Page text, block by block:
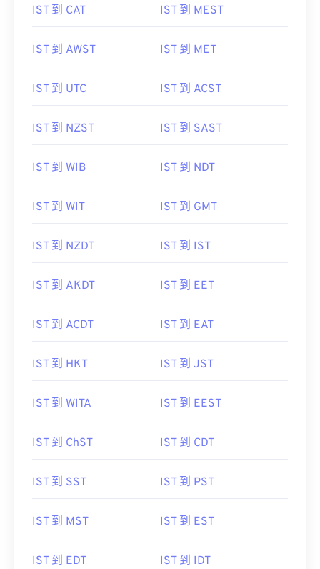
IST 到 CAT IST 到 MEST
IST 到 AWST IST 到 MET
IST 到 UTC IST 到 ACST
IST 到 NZST IST 到 SAST
IST 到 WIB IST 到 NDT
IST 到 WIT IST 到 GMT
IST 到 NZDT IST 到 IST
IST 到 AKDT IST 到 EET
IST 到 ACDT IST 到 EAT
IST 到 HKT IST 到 JST
IST 到 WITA IST 到 EEST
IST 到 ChST IST 到 CDT
IST 到 SST IST 到 PST
IST 到 MST IST 到 EST
IST 到 EDT IST 到 IDT